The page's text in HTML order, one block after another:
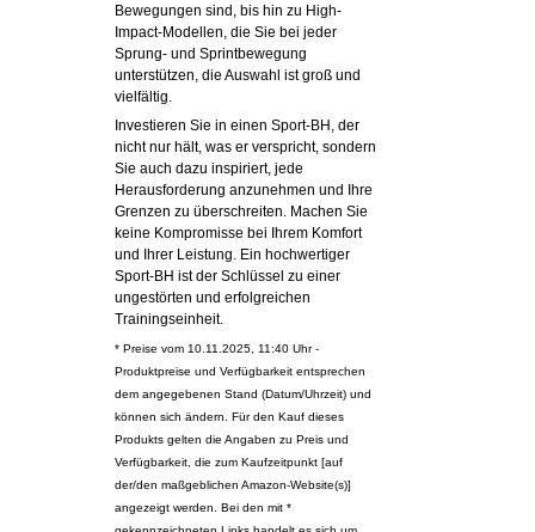
Bewegungen sind, bis hin zu High-
Impact-Modellen, die Sie bei jeder
Sprung- und Sprintbewegung
unterstützen, die Auswahl ist groß und
vielfältig.
Investieren Sie in einen Sport-BH, der
nicht nur hält, was er verspricht, sondern
Sie auch dazu inspiriert, jede
Herausforderung anzunehmen und Ihre
Grenzen zu überschreiten. Machen Sie
keine Kompromisse bei Ihrem Komfort
und Ihrer Leistung. Ein hochwertiger
Sport-BH ist der Schlüssel zu einer
ungestörten und erfolgreichen
Trainingseinheit.
* Preise vom 10.11.2025, 11:40 Uhr -
Produktpreise und Verfügbarkeit entsprechen
dem angegebenen Stand (Datum/Uhrzeit) und
können sich ändern. Für den Kauf dieses
Produkts gelten die Angaben zu Preis und
Verfügbarkeit, die zum Kaufzeitpunkt [auf
der/den maßgeblichen Amazon-Website(s)]
angezeigt werden. Bei den mit *